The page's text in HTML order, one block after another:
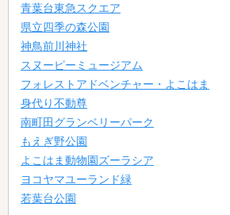
青葉台東急スクエア
県立四季の森公園
神鳥前川神社
スヌーピーミュージアム
フォレストアドベンチャー・よこはま
身代り不動尊
南町田グランベリーパーク
もえぎ野公園
よこはま動物園ズーラシア
ヨコヤマユーランド緑
若葉台公園